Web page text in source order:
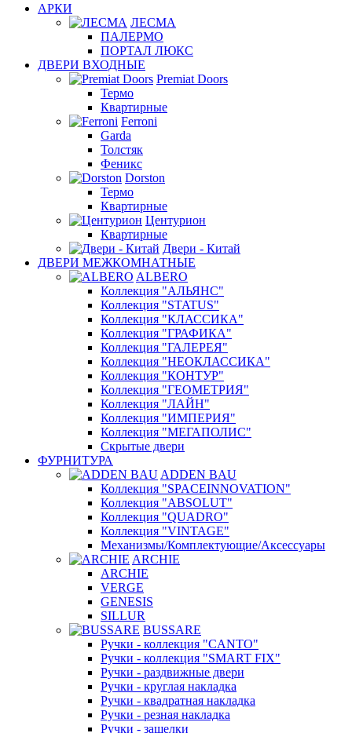
АРКИ
ЛЕСМА
ПАЛЕРМО
ПОРТАЛ ЛЮКС
ДВЕРИ ВХОДНЫЕ
Premiat Doors
Термо
Квартирные
Ferroni
Garda
Толстяк
Феникс
Dorston
Термо
Квартирные
Центурион
Квартирные
Двери - Китай
ДВЕРИ МЕЖКОМНАТНЫЕ
ALBERO
Коллекция "АЛЬЯНС"
Коллекция "STATUS"
Коллекция "КЛАССИКА"
Коллекция "ГРАФИКА"
Коллекция "ГАЛЕРЕЯ"
Коллекция "НЕОКЛАССИКА"
Коллекция "КОНТУР"
Коллекция "ГЕОМЕТРИЯ"
Коллекция "ЛАЙН"
Коллекция "ИМПЕРИЯ"
Коллекция "МЕГАПОЛИС"
Скрытые двери
ФУРНИТУРА
ADDEN BAU
Коллекция "SPACEINNOVATION"
Коллекция "ABSOLUT"
Коллекция "QUADRO"
Коллекция "VINTAGE"
Механизмы/Комплектующие/Аксессуары
ARCHIE
ARCHIE
VERGE
GENESIS
SILLUR
BUSSARE
Ручки - коллекция "CANTO"
Ручки - коллекция "SMART FIX"
Ручки - раздвижные двери
Ручки - круглая накладка
Ручки - квадратная накладка
Ручки - резная накладка
Ручки - защелки